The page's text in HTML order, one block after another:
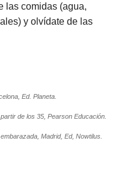
las comidas (agua,
y olvídate de las
Ed. Planeta.
de los 35, Pearson Educación.
Madrid, Ed, Nowtilus.